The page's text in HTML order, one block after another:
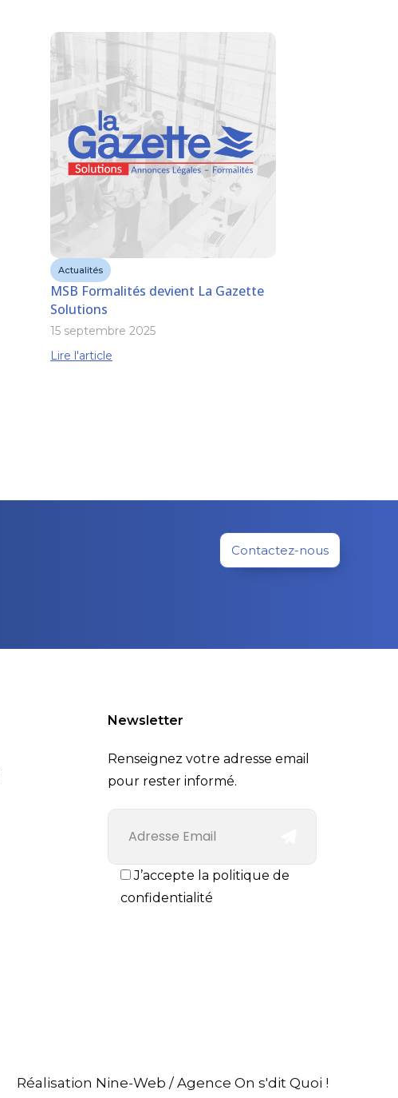
Actualités
MSB Formalités devient La Gazette
Solutions
15 septembre 2025
Lire l'article
Contactez-nous
Newsletter
Renseignez votre adresse email
pour rester informé.
J’accepte la politique de
confidentialité
Réalisation Nine-Web / Agence On s'dit Quoi !